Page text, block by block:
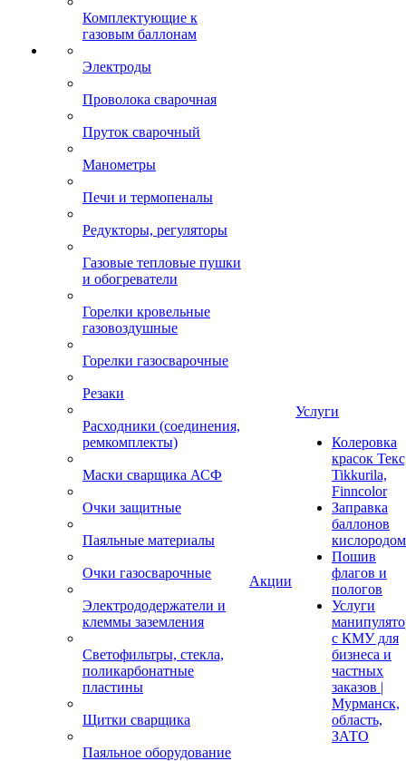
Комплектующие к
газовым баллонам
Электроды
Проволока сварочная
Пруток сварочный
Манометры
Печи и термопеналы
Редукторы, регуляторы
Газовые тепловые пушки
и обогреватели
Горелки кровельные
газовоздушные
Горелки газосварочные
Резаки
Расходники (соединения,
ремкомплекты)
Маски сварщика АСФ
Очки защитные
Паяльные материалы
Очки газосварочные
Электрододержатели и
клеммы заземления
Светофильтры, стекла,
поликарбонатные
пластины
Щитки сварщика
Паяльное оборудование
Акции
Услуги
Колеровка
красок
Tikkurila,
Finncolor
Заправка
баллонов
кислородом
Пошив
флагов и
пологов
Услуги
с КМУ для
бизнеса и
частных
заказов |
Мурманск,
область,
ЗАТО